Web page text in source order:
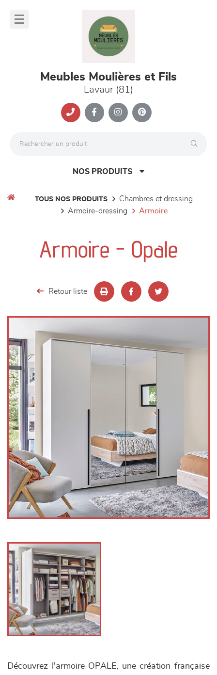
Meubles Moulières et Fils
Lavaur (81)
NOS PRODUITS
séjours
chambres et dressing
literie
décoration
TOUS NOS PRODUITS
chambres et dressing
armoire-dressing
armoire
Armoire - Opale
Retour liste
Découvrez l'armoire OPALE, une création française